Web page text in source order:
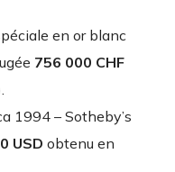
en or blanc
756 000 CHF
1994 – Sotheby’s
USD obtenu en